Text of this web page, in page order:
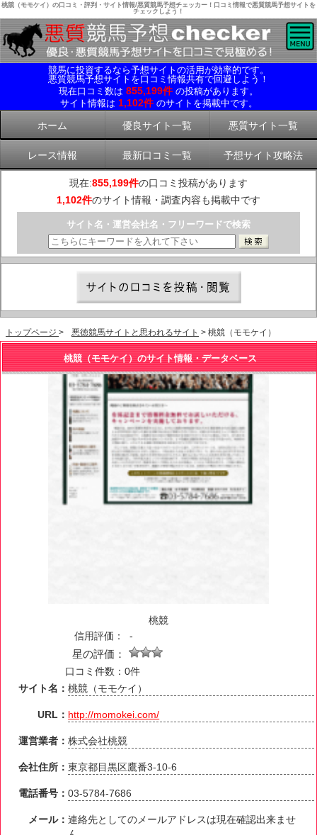
桃競（モモケイ）の口コミ・評判・サイト情報/悪質競馬予想チェッカー！口コミ情報で悪質競馬予想サイトを
チェックしよう！
競馬に投資するなら予想サイトの活用が効率的です。
悪質競馬予想サイトを口コミ情報共有で回避しよう！
現在口コミ数は 855,199件 の投稿があります。
サイト情報は 1,102件 のサイトを掲載中です。
ホーム 優良サイト一覧 悪質サイト一覧
レース情報 最新口コミ一覧 予想サイト攻略法
現在:855,199件の口コミ投稿があります
1,102件のサイト情報・調査内容も掲載中です
サイト名・運営会社名・フリーワードで検索
トップページ > 悪徳競馬サイトと思われるサイト > 桃競（モモケイ）
桃競（モモケイ）のサイト情報・データベース
桃競
信用評価：
-
星の評価：
口コミ件数：0件
サイト名：桃競（モモケイ）
URL： http://momokei.com/
運営業者：株式会社桃競
会社住所：東京都目黒区鷹番3-10-6
電話番号：03-5784-7686
メール：連絡先としてのメールアドレスは現在確認出来ませ